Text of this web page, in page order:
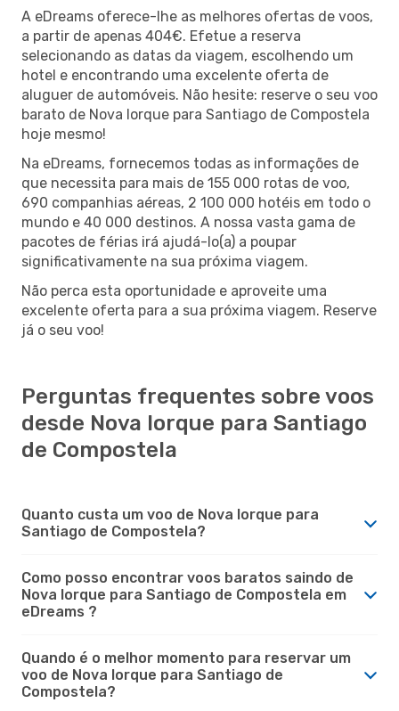
A eDreams oferece-lhe as melhores ofertas de voos,
a partir de apenas 404€. Efetue a reserva
selecionando as datas da viagem, escolhendo um
hotel e encontrando uma excelente oferta de
aluguer de automóveis. Não hesite: reserve o seu voo
barato de Nova Iorque para Santiago de Compostela
hoje mesmo!
Na eDreams, fornecemos todas as informações de
que necessita para mais de 155 000 rotas de voo,
690 companhias aéreas, 2 100 000 hotéis em todo o
mundo e 40 000 destinos. A nossa vasta gama de
pacotes de férias irá ajudá-lo(a) a poupar
significativamente na sua próxima viagem.
Não perca esta oportunidade e aproveite uma
excelente oferta para a sua próxima viagem. Reserve
já o seu voo!
Perguntas frequentes sobre voos
desde Nova Iorque para Santiago
de Compostela
Quanto custa um voo de Nova Iorque para
Santiago de Compostela?
Como posso encontrar voos baratos saindo de
Nova Iorque para Santiago de Compostela em
eDreams ?
Quando é o melhor momento para reservar um
voo de Nova Iorque para Santiago de
Compostela?